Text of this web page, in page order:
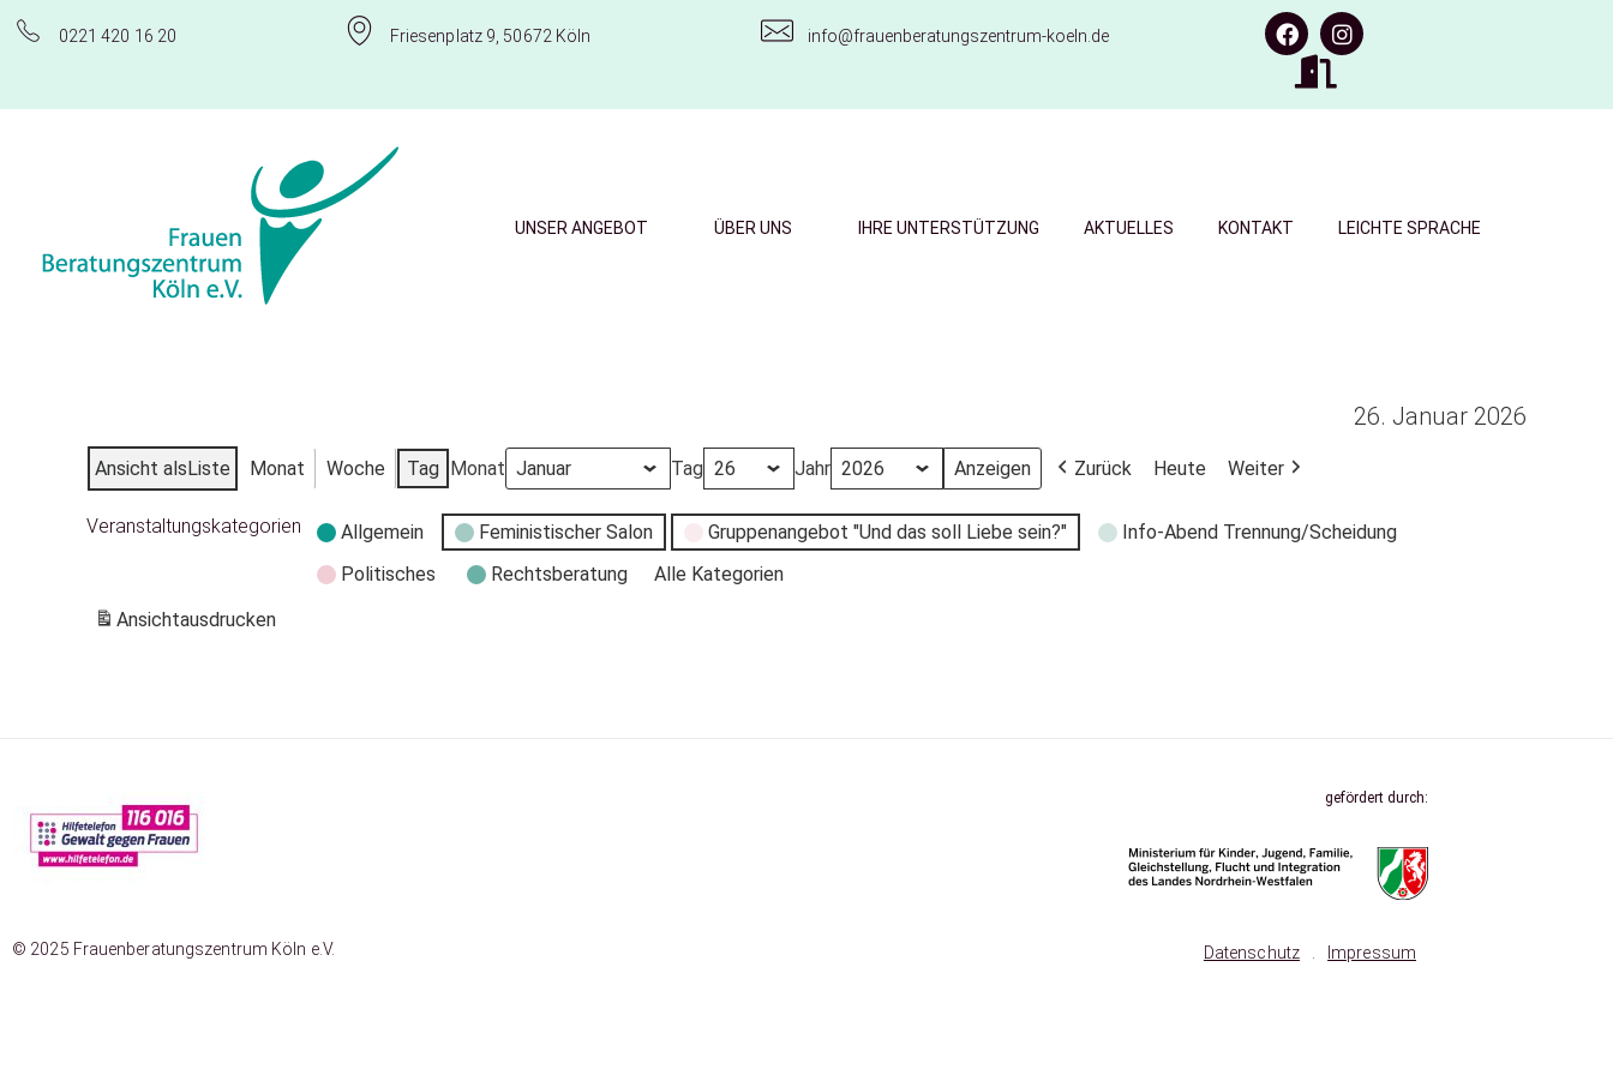
0221 420 16 20 Friesenplatz 9, 50672 Köln info@frauenberatungszentrum-koeln.de
UNSER ANGEBOT ÜBER UNS IHRE UNTERSTÜTZUNG AKTUELLES KONTAKT LEICHTE SPRACHE
26. Januar 2026
Ansicht alsListe Monat Woche Tag Monat Tag Jahr Zurück Heute Weiter
Veranstaltungskategorien Allgemein Feministischer Salon Gruppenangebot "Und das soll Liebe sein?"
Info-Abend Trennung/Scheidung
Politisches
Rechtsberatung
Alle Kategorien
Ansichtausdrucken
gefördert durch:
© 2025 Frauenberatungszentrum Köln e.V. Datenschutz Impressum